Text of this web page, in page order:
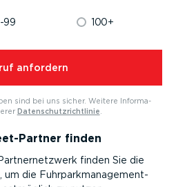
99 100+
anfordern
sind bei uns sicher. Weitere Infor­ma­
Daten­schutz­richt­linie
Partner finden
finden Sie die
um die Fuhrpark­management-